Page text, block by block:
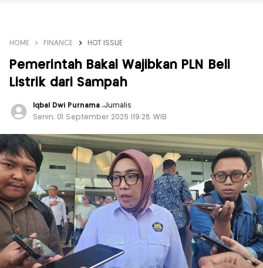
HOME FINANCE HOT ISSUE
Pemerintah Bakal Wajibkan PLN Beli
Listrik dari Sampah
Iqbal Dwi Purnama ,Jurnalis
Senin, 01 September 2025 |19:28 WIB